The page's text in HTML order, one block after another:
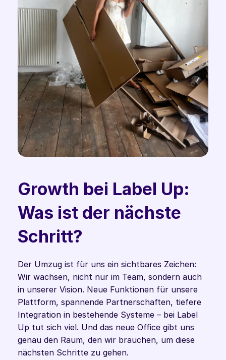
Growth bei Label Up:
Was ist der nächste
Schritt?
Der Umzug ist für uns ein sichtbares Zeichen:
Wir wachsen, nicht nur im Team, sondern auch
in unserer Vision. Neue Funktionen für unsere
Plattform, spannende Partnerschaften, tiefere
Integration in bestehende Systeme – bei Label
Up tut sich viel. Und das neue Office gibt uns
genau den Raum, den wir brauchen, um diese
nächsten Schritte zu gehen.